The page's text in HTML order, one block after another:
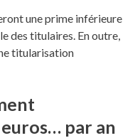
une prime inférieure
des titulaires. En outre,
titularisation
par an